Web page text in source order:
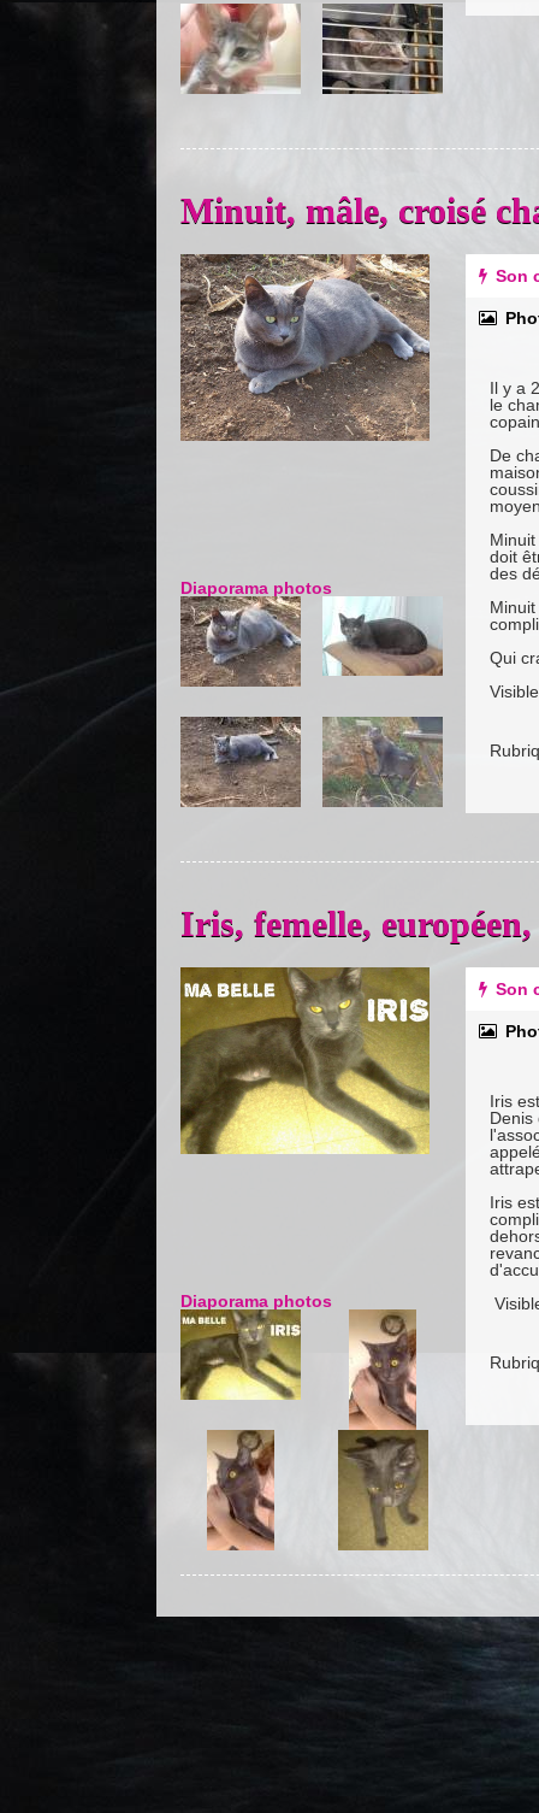
Minuit, mâle, croisé
Previous Next
Diaporama photos
Son
Il y a
le
De
doit
des
Qui
Iris, femelle,
Previous Next
Diaporama photos
Son
Iris
Denis
Iris